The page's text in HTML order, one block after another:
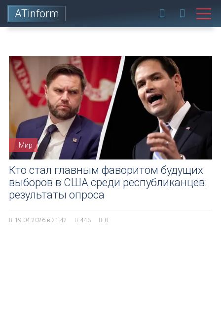
ATinform
Мир
Кто стал главным фаворитом будущих
выборов в США среди республиканцев:
результаты опроса
19.04.2026 в 21:42 443 0